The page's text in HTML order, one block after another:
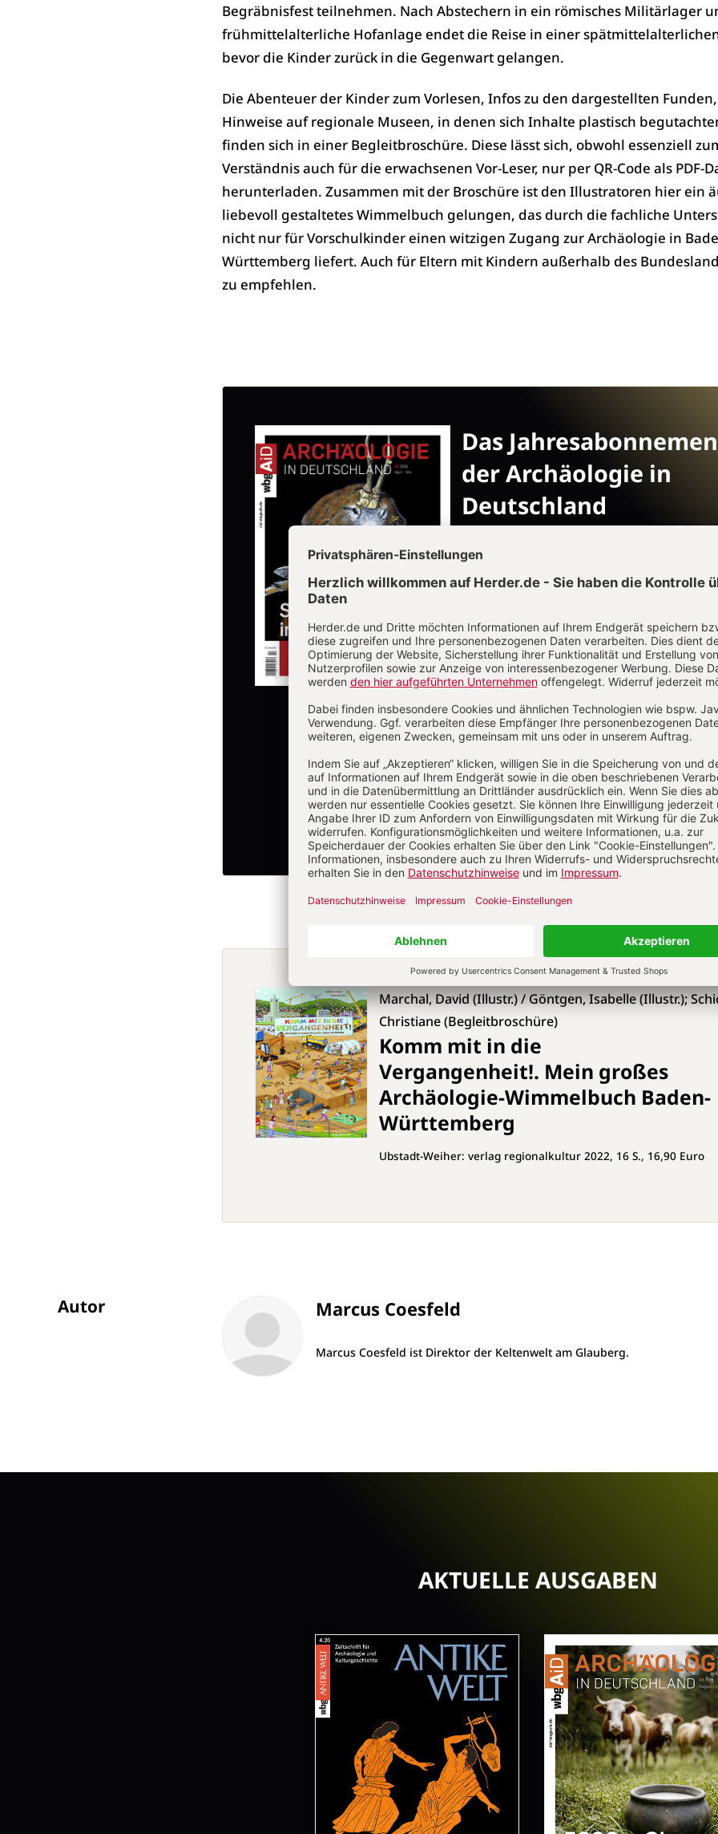
Begräbnisfest teilnehmen. Nach Abstechern in ein römisches Militärlager
frühmittelalterliche Hofanlage endet die Reise in einer
bevor die Kinder zurück in die Gegenwart gelangen.
Die Abenteuer der Kinder zum Vorlesen, Infos zu den dargestellten
Hinweise auf regionale Museen, in denen sich Inhalte plastisch
finden sich in einer Begleitbroschüre. Diese lässt sich, obwohl essenziell
Verständnis auch für die erwachsenen Vor-Leser, nur per QR-Code als PDF-
herunterladen. Zusammen mit der Broschüre ist den Illustratoren hier ein
liebevoll gestaltetes Wimmelbuch gelungen, das durch die fachliche
nicht nur für Vorschulkinder einen witzigen Zugang zur Archäologie in
Württemberg liefert. Auch für Eltern mit Kindern außerhalb des
zu empfehlen.
Das
der Archäologie in
Deutschland
Nutzen Sie den
108.- € zzgl. 8,10 € Versand (D) statt
€ im Einzelkauf
inkl. Digitalzugang
12,- € pro Ausgabe im Abo
insgesamt 9 Ausgaben im Jahr: 6
Hefte und 3 Sonderhefte
ohne Risiko, jederzeit kündbar
JETZT GRATIS TESTEN
Marchal, David (Illustr.) / Göntgen, Isabelle (Illustr.);
Christiane (Begleitbroschüre)
Komm mit in die
Vergangenheit!. Mein großes
Archäologie-Wimmelbuch Baden-
Württemberg
Ubstadt-Weiher: verlag regionalkultur 2022, 16 S., 16,90 Euro
ÜBERSCHRIFT
Autor Marcus Coesfeld
Marcus Coesfeld ist Direktor der Keltenwelt am Glauberg.
AKTUELLE AUSGABEN